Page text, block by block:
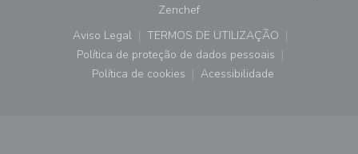
Zenchef((abre numa nova janela))
Aviso Legal
((abre numa nova janela))
TERMOS DE UTILIZAÇÃO
((abre numa nova janela))
Política de proteção de dados pessoais
((abre numa nova janela))
Política de cookies
((abre numa nova janela))
Acessibilidade
((abre numa nova